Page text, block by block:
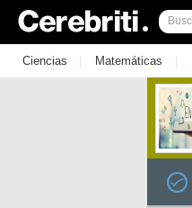
Ciencias | Matemáticas |